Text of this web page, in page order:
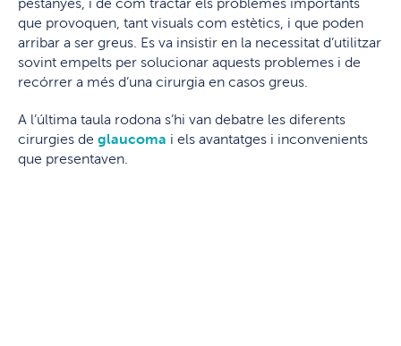
que provoquen, tant visuals com estètics, i que poden
arribar a ser greus. Es va insistir en la necessitat d’utilitzar
sovint empelts per solucionar aquests problemes i de
recórrer a més d’una cirurgia en casos greus.
A l’última taula rodona s’hi van debatre les diferents
cirurgies de glaucoma i els avantatges i inconvenients
que presentaven.